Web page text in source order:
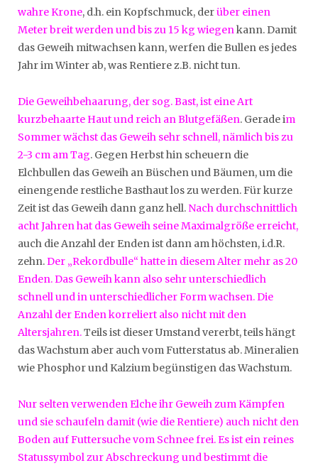
wahre Krone, d.h. ein Kopfschmuck, derüber einen
Meter breit werden und bis zu 15 kg wiegenkann. Damit
das Geweih mitwachsen kann, werfen die Bullen es jedes
Jahr im Winter ab, was Rentiere z.B. nicht tun.
Die Geweihbehaarung, der sog. Bast, ist eine Art
kurzbehaarte Haut und reich an Blutgefäßen. Gerade im
Sommer wächst das Geweih sehr schnell, nämlich bis zu
2-3 cm am Tag. Gegen Herbst hin scheuern die
Elchbullen das Geweih an Büschen und Bäumen, um die
einengende restliche Basthaut los zu werden. Für kurze
Zeit ist das Geweih dann ganz hell. Nach durchschnittlich
acht Jahren hat das Geweih seine Maximalgröße erreicht,
auch die Anzahl der Enden ist dann am höchsten, i.d.R.
zehn.Der „Rekordbulle“ hatte in diesem Alter mehr as 20
Enden. Das Geweih kann also sehr unterschiedlich
schnell und in unterschiedlicher Form wachsen. Die
Anzahl der Enden korreliert also nicht mit den
Altersjahren.Teils ist dieser Umstand vererbt, teils hängt
das Wachstum aber auch vom Futterstatus ab. Mineralien
wie Phosphor und Kalzium begünstigen das Wachstum.
Nur selten verwenden Elche ihr Geweih zum Kämpfen
und sie schaufeln damit (wie die Rentiere) auch nicht den
Boden auf Futtersuche vom Schnee frei. Es ist ein reines
Statussymbol zur Abschreckung und bestimmt die